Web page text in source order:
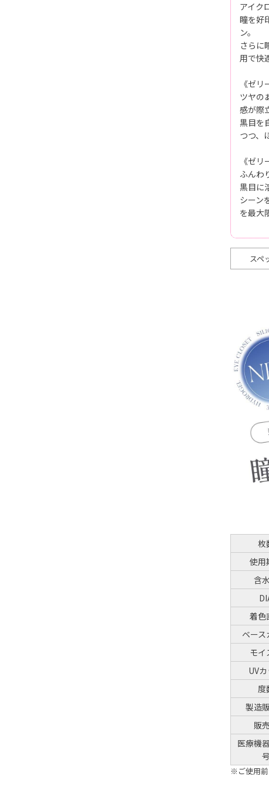
アイク
瞳を好
ン。
さらに
用で快
《ゼリ
ツヤの
感が際
黒目を
つつ、
《ゼリ
ふんわ
黒目に
シーン
を最大
スペ
枚
使用
含
着色
ベース
モイ
UV
度
製造
販
医療機
号
※ご使用前